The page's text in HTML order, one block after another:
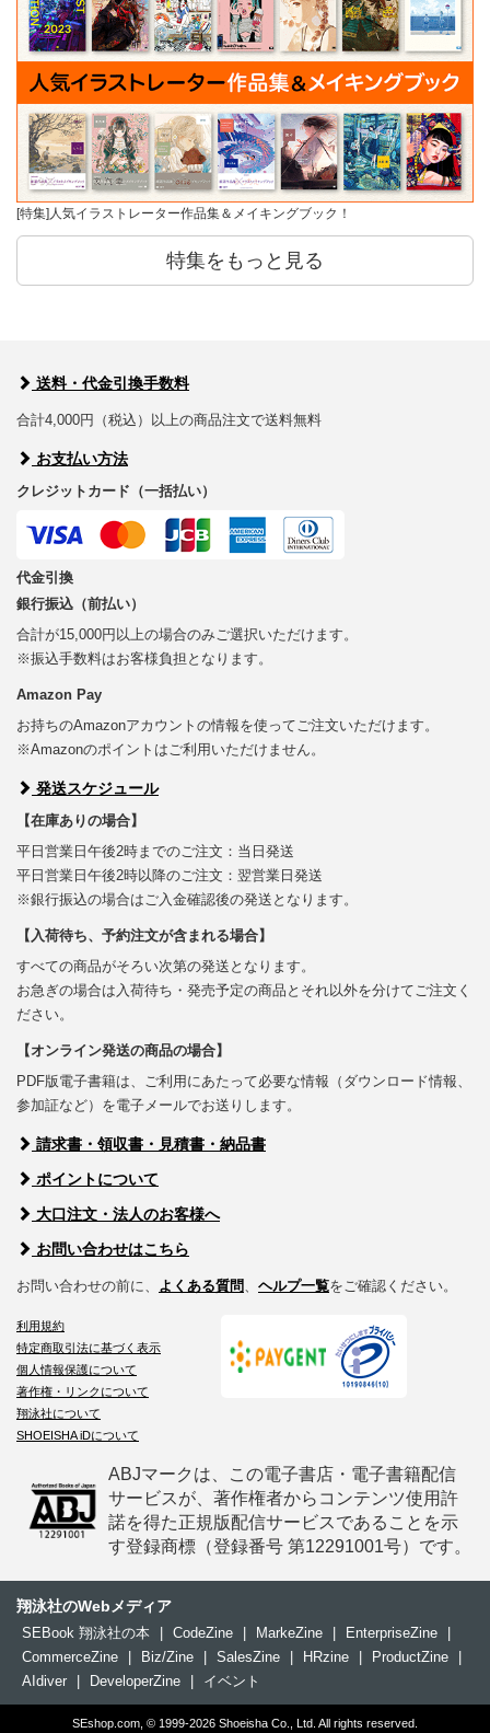
[特集]人気イラストレーター作品集＆メイキングブック！
特集をもっと見る
送料・代金引換手数料
合計4,000円（税込）以上の商品注文で送料無料
お支払い方法
クレジットカード（一括払い）
代金引換
銀行振込（前払い）
合計が15,000円以上の場合のみご選択いただけます。
※振込手数料はお客様負担となります。
Amazon Pay
お持ちのAmazonアカウントの情報を使ってご注文いただけます。
※Amazonのポイントはご利用いただけません。
発送スケジュール
【在庫ありの場合】
平日営業日午後2時までのご注文：当日発送
平日営業日午後2時以降のご注文：翌営業日発送
※銀行振込の場合はご入金確認後の発送となります。
【入荷待ち、予約注文が含まれる場合】
すべての商品がそろい次第の発送となります。
お急ぎの場合は入荷待ち・発売予定の商品とそれ以外を分けてご注文く
ださい。
【オンライン発送の商品の場合】
PDF版電子書籍は、ご利用にあたって必要な情報（ダウンロード情報、
参加証など）を電子メールでお送りします。
請求書・領収書・見積書・納品書
ポイントについて
大口注文・法人のお客様へ
お問い合わせはこちら
お問い合わせの前に、 よくある質問、 ヘルプ一覧をご確認ください。
利用規約
特定商取引法に基づく表示
個人情報保護について
著作権・リンクについて
翔泳社について
SHOEISHA iDについて
ABJマークは、この電子書店・電子書籍配信
サービスが、著作権者からコンテンツ使用許
諾を得た正規版配信サービスであることを示
す登録商標（登録番号 第12291001号）です。
翔泳社のWebメディア
SEBook 翔泳社の本 CodeZine MarkeZine EnterpriseZine
CommerceZine
Biz/Zine SalesZine HRzine ProductZine
AIdiver
DeveloperZine イベント
SEshop.com, © 1999-2026 Shoeisha Co., Ltd. All rights reserved.